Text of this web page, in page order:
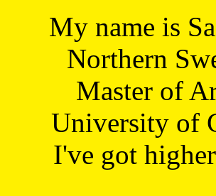
My name is
Northern
Master of
University of
I've got